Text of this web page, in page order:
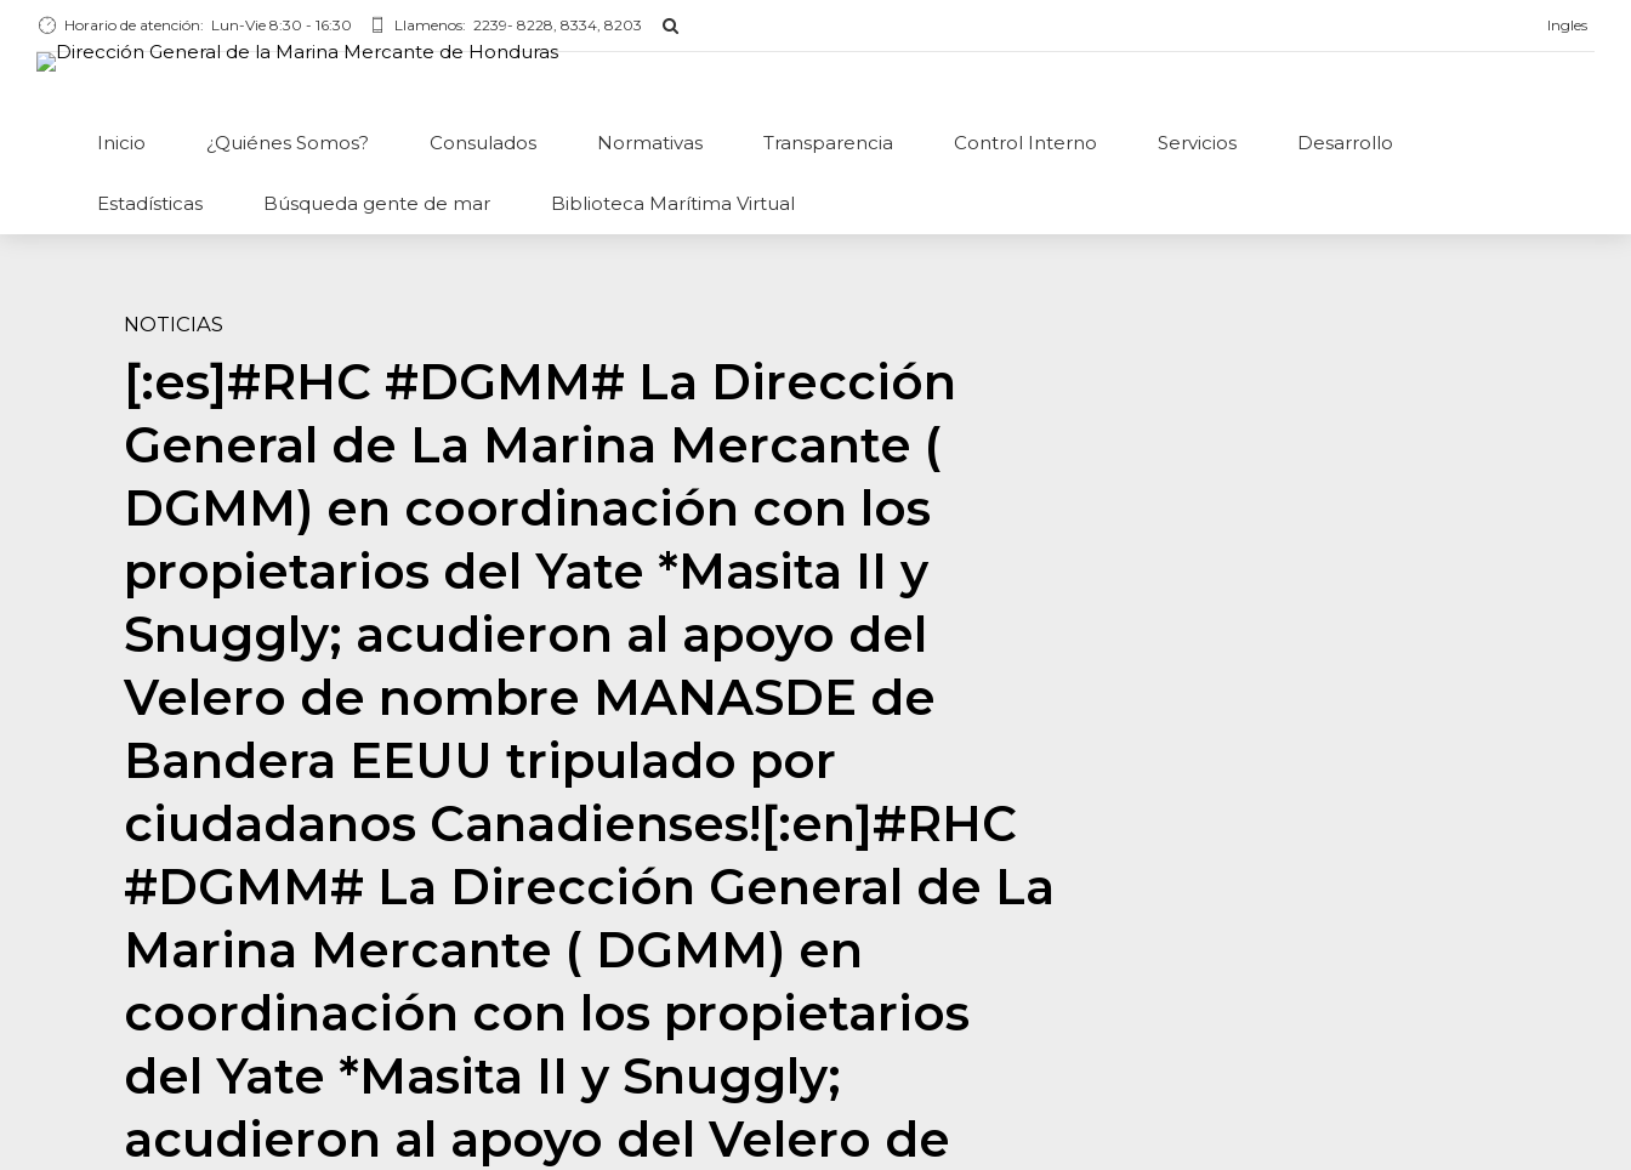
Horario de atención: Lun-Vie 8:30 - 16:30 Llamenos: 2239- 8228, 8334, 8203 Ingles
Inicio ¿Quiénes Somos? Consulados Normativas Transparencia Control Interno Servicios Desarrollo
Estadísticas Búsqueda gente de mar Biblioteca Marítima Virtual
NOTICIAS
[:es]#RHC #DGMM# La Dirección
General de La Marina Mercante (
DGMM) en coordinación con los
propietarios del Yate *Masita II y
Snuggly; acudieron al apoyo del
Velero de nombre MANASDE de
Bandera EEUU tripulado por
ciudadanos Canadienses![:en]#RHC
#DGMM# La Dirección General de La
Marina Mercante ( DGMM) en
coordinación con los propietarios
del Yate *Masita II y Snuggly;
acudieron al apoyo del Velero de